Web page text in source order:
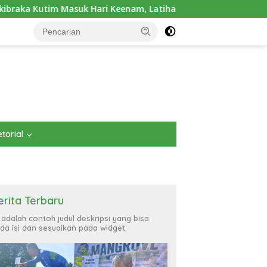
Latihan Makin Intensif Jelang Upacara 17 Agustus
Terbaru
adalah contoh judul deskripsi yang bisa
isi dan sesuaikan pada widget